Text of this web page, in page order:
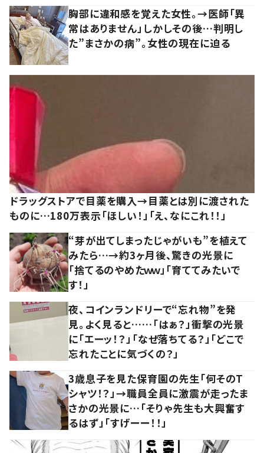
胸部に違和感を覚えた女性。→医師「異
常はありません」しかしその後…判明し
た”まさかの病”。女性の現在に迫る
ドラッグストアで目薬を購入→目薬とは別に渡された
ものに…180万表示「ほしい！」「え、なにこれ！！」
“芽が出てしまったじゃがいも”を植えて
みたら…→約3ヶ月後、驚きの光景に
「捨てるのやめたｗｗ」「育ててみたいで
す！」
夜、コインランドリーで“忘れ物”を発
見。よく見ると……「はぁ？」衝撃の光景
に「エーッ！？」「なぜ落ちてる？」「どこで
忘れたことに気づくの？」
3歳息子を見た保育園の先生「何そのT
シャツ！？」→職員全員に激震が走ったま
さかの光景に…「そりゃ先生も大興奮す
るはず」「すげーー！！」